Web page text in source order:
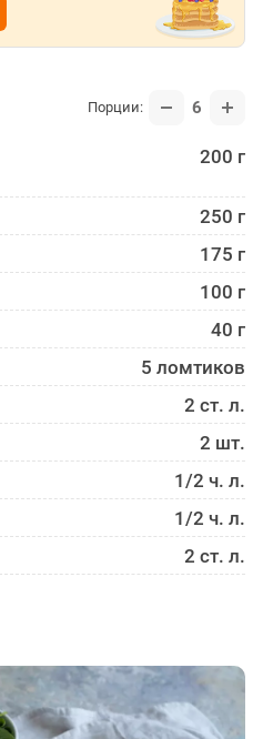
Порции: 6
200 г
250 г
175 г
100 г
40 г
5 ломтиков
2 ст. л.
2 шт.
1/2 ч. л.
1/2 ч. л.
2 ст. л.